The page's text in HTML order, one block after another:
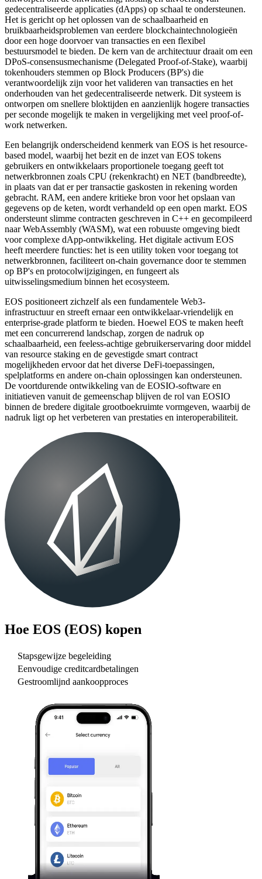
gedecentraliseerde applicaties (dApps) op schaal te ondersteunen.
Het is gericht op het oplossen van de schaalbaarheid en
bruikbaarheidsproblemen van eerdere blockchaintechnologieën
door een hoge doorvoer van transacties en een flexibel
bestuursmodel te bieden. De kern van de architectuur draait om een
DPoS-consensusmechanisme (Delegated Proof-of-Stake), waarbij
tokenhouders stemmen op Block Producers (BP's) die
verantwoordelijk zijn voor het valideren van transacties en het
onderhouden van het gedecentraliseerde netwerk. Dit systeem is
ontworpen om snellere bloktijden en aanzienlijk hogere transacties
per seconde mogelijk te maken in vergelijking met veel proof-of-
work netwerken.
Een belangrijk onderscheidend kenmerk van EOS is het resource-
based model, waarbij het bezit en de inzet van EOS tokens
gebruikers en ontwikkelaars proportionele toegang geeft tot
netwerkbronnen zoals CPU (rekenkracht) en NET (bandbreedte),
in plaats van dat er per transactie gaskosten in rekening worden
gebracht. RAM, een andere kritieke bron voor het opslaan van
gegevens op de keten, wordt verhandeld op een open markt. EOS
ondersteunt slimme contracten geschreven in C++ en gecompileerd
naar WebAssembly (WASM), wat een robuuste omgeving biedt
voor complexe dApp-ontwikkeling. Het digitale activum EOS
heeft meerdere functies: het is een utility token voor toegang tot
netwerkbronnen, faciliteert on-chain governance door te stemmen
op BP's en protocolwijzigingen, en fungeert als
uitwisselingsmedium binnen het ecosysteem.
EOS positioneert zichzelf als een fundamentele Web3-
infrastructuur en streeft ernaar een ontwikkelaar-vriendelijk en
enterprise-grade platform te bieden. Hoewel EOS te maken heeft
met een concurrerend landschap, zorgen de nadruk op
schaalbaarheid, een feeless-achtige gebruikerservaring door middel
van resource staking en de gevestigde smart contract
mogelijkheden ervoor dat het diverse DeFi-toepassingen,
spelplatforms en andere on-chain oplossingen kan ondersteunen.
De voortdurende ontwikkeling van de EOSIO-software en
initiatieven vanuit de gemeenschap blijven de rol van EOSIO
binnen de bredere digitale grootboekruimte vormgeven, waarbij de
nadruk ligt op het verbeteren van prestaties en interoperabiliteit.
Hoe EOS (EOS) kopen
Stapsgewijze begeleiding
Eenvoudige creditcardbetalingen
Gestroomlijnd aankoopproces